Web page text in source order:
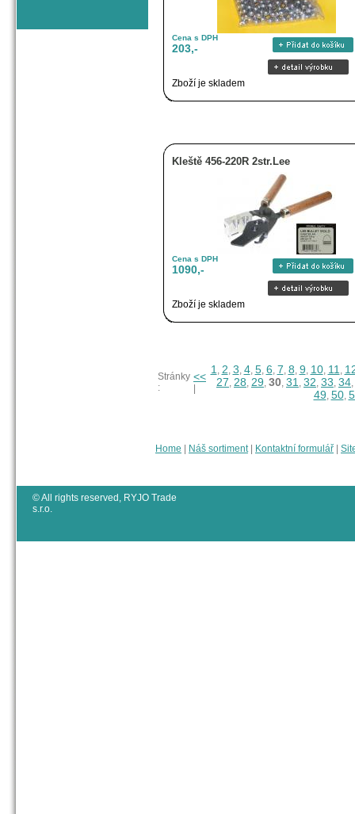
Cena s DPH
203,-
Zboží je skladem
Kleště 456-220R 2str.Lee
Cena s DPH
1090,-
Zboží je skladem
Stránky
:
<<
1, 2, 3, 4, 5, 6, 7, 8, 9, 10, 11,
27, 28, 29, 30, 31 , 32, 33, 34,
49, 50,
Home Náš sortiment| Kontaktní formulář
© All rights reserved, RYJO Trade
s.r.o.